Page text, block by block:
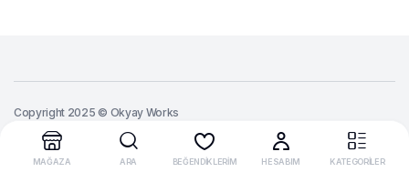
Copyright 2025 © Okyay Works
MAĞAZA ARA BEĞENDİKLERİM HESABIM KATEGORİLER